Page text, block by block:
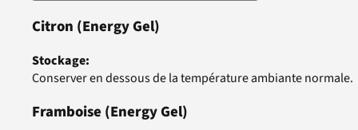
Citron (Energy Gel)
Stockage:
Conserver en dessous de la température ambiante normale.
Framboise (Energy Gel)